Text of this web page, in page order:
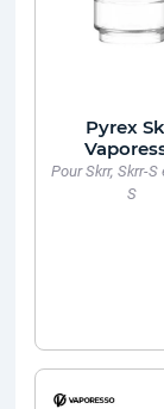
Pyrex
Pour Skrr, Skrr-S
S